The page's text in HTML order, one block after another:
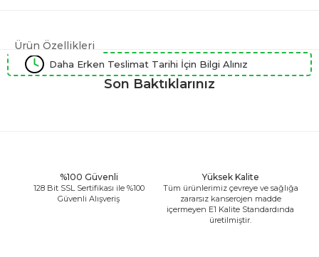
Ürün Özellikleri
Daha Erken Teslimat Tarihi İçin Bilgi Alınız
Son Baktıklarınız
%100 Güvenli
128 Bit SSL Sertifikası ile %100
Güvenli Alışveriş
Yüksek Kalite
Tüm ürünlerimiz çevreye ve sağlığa
zararsız kanserojen madde
içermeyen E1 Kalite Standardında
üretilmiştir.